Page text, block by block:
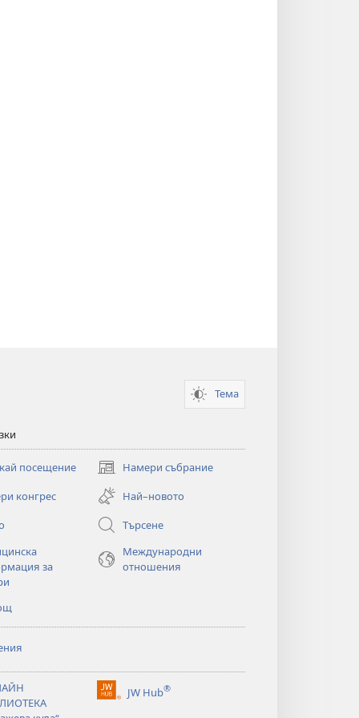
Тема
посещение Намери събрание
(отваря
нов
прозорец)
конгрес
Най–новото
Търсене
за
Международни
отношения
JW Hub®
(отваря